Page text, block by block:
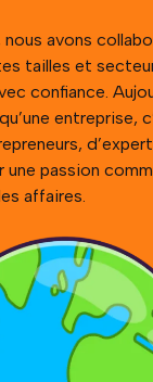
avons
tailles et
confiance.
entreprise,
une passion
affaires.